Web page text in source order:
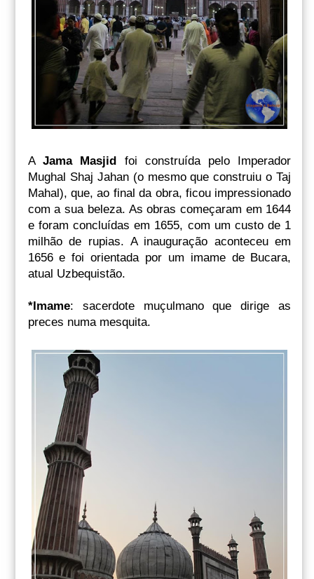
A Jama Masjid foi construída pelo Imperador
Mughal Shaj Jahan (o mesmo que construiu o Taj
Mahal), que, ao final da obra, ficou impressionado
com a sua beleza. As obras começaram em 1644
e foram concluídas em 1655, com um custo de 1
milhão de rupias. A inauguração aconteceu em
1656 e foi orientada por um imame de Bucara,
atual Uzbequistão.
*Imame: sacerdote muçulmano que dirige as
preces numa mesquita.